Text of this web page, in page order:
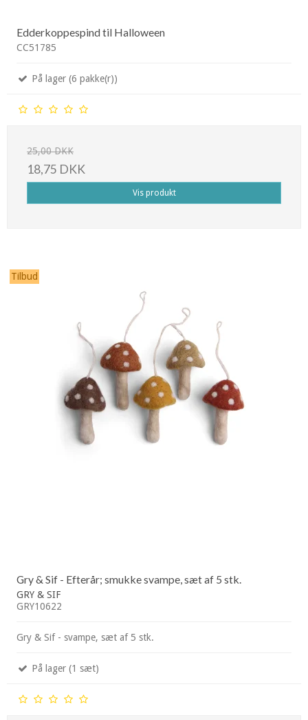
Edderkoppespind til Halloween
CC51785
På lager (6 pakke(r))
25,00 DKK
18,75 DKK
Vis produkt
Tilbud
Gry & Sif - Efterår; smukke svampe, sæt af 5 stk.
GRY & SIF
GRY10622
Gry & Sif - svampe, sæt af 5 stk.
På lager (1 sæt)